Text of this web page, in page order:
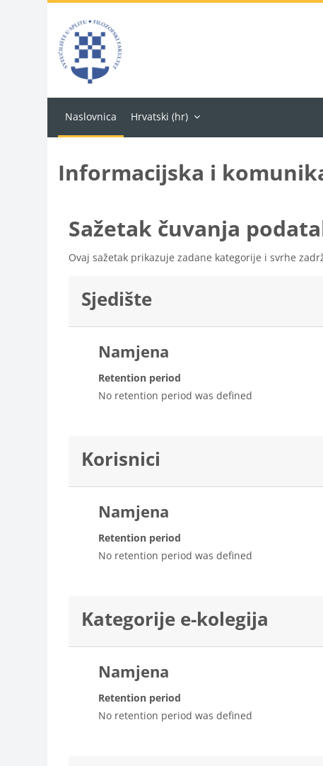
Naslovnica Hrvatski ‎(hr)‎
Informacijska i
Sažetak čuvanja
Ovaj sažetak prikazuje zadane kategorije i svrhe
Sjedište
Namjena
Retention period
No retention period was defined
Korisnici
Namjena
Retention period
No retention period was defined
Kategorije e-kolegija
Namjena
Retention period
No retention period was defined